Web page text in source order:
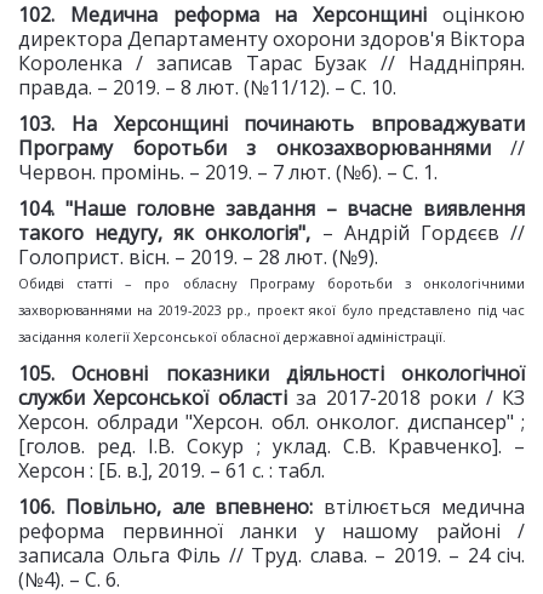
102. Медична реформа на Херсонщині оцінкою
директора Департаменту охорони здоров'я Віктора
Короленка / записав Тарас Бузак // Наддніпрян.
правда. – 2019. – 8 лют. (№11/12). – С. 10.
103. На Херсонщині починають
впроваджувати
Програму боротьби з онкозахворюваннями//
Червон. промінь. – 2019. – 7 лют. (№6). – С. 1.
104. "Наше головне завдання – вчасне виявлення
такого недугу, як онкологія", – Андрій Гордєєв //
Голоприст. вісн. – 2019. – 28 лют. (№9).
Обидві статті – про обласну Програму боротьби з онкологічними
захворюваннями на 2019-2023 рр., проект якої було представлено під час
засідання колегії Херсонської обласної державної адміністрації.
105. Основні показники діяльності
онкологічної
служби Херсонської областіза 2017-2018 роки / КЗ
Херсон. облради "Херсон. обл. онколог. диспансер" ;
[голов. ред. І.В. Сокур ; уклад. С.В. Кравченко]. –
Херсон : [Б. в.], 2019. – 61 с. : табл.
106. Повільно, але впевнено: втілюється медична
реформа первинної ланки у нашому районі /
записала Ольга Філь // Труд. слава. – 2019. – 24 січ.
(№4). – С. 6.